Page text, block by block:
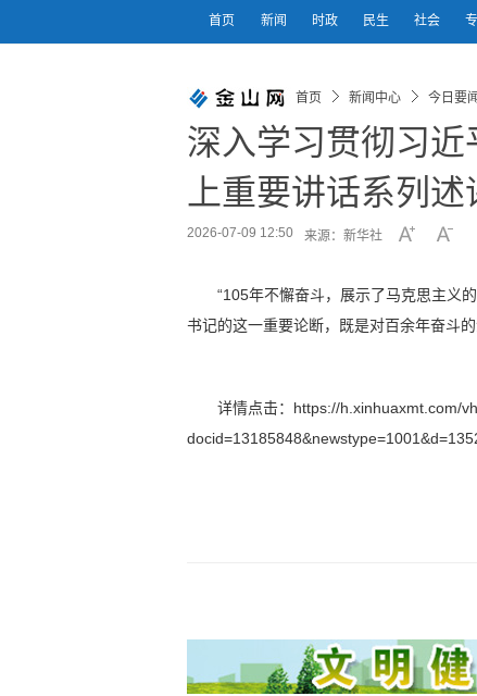
首页 新闻 时政 民生 社会
首页 新闻中心 今日要
深入学习贯彻习
上重要讲话系列
2026-07-09 12:50 来源：新华社
“105年不懈奋斗，展示了马克思主义
书记的这一重要论断，既是对百余年奋斗
详情点击：https://h.xinhuaxmt.com/